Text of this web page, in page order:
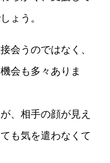
ょう。
会うのではなく、
会も多々ありま
、相手の顔が見え
も気を遣わなくて